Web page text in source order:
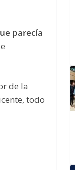
parecía
de la
todo